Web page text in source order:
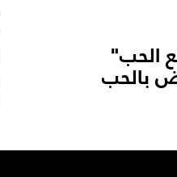
الحب"
بالحب